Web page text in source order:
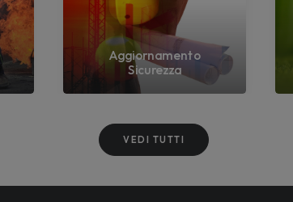
Aggiornamento
Sicurezza
VEDI TUTTI